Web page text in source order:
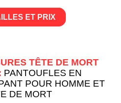
ET PRIX
TÊTE DE MORT
PANTOUFLES EN
POUR HOMME ET
DE MORT